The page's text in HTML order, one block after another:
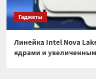
Гаджеты
Линейка Intel Nova
ядрами и